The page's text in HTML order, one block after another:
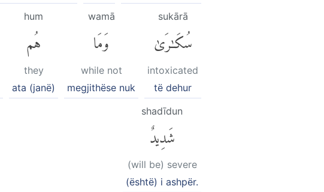
sukārā
سُكَٰرَىٰ
intoxicated
të dehur
wamā
وَمَا
while not
megjithëse nuk
hum
هُم
they
ata (janë)
shadīdun
شَدِيدٌ
(will be) severe
(është) i ashpër.